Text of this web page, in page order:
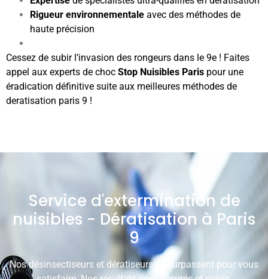
Rigueur environnementale avec des méthodes de
haute précision
Cessez de subir l’invasion des rongeurs dans le 9e ! Faites
appel aux experts de choc Stop Nuisibles Paris pour une
éradication définitive suite aux meilleures méthodes de
deratisation paris 9 !
Service d'extermination de
nuisibles - Dératisation à Paris
9
Nos désinsectiseurs et dératiseurs se surpassent pour vous